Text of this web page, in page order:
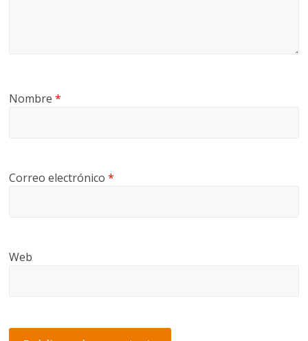
Nombre*
Correo electrónico*
Web